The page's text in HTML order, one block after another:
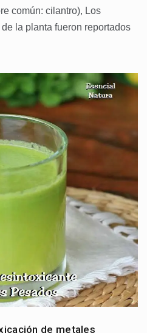
común: cilantro), Los
la planta fueron reportados
de metales